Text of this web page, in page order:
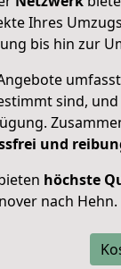
Ihres
bis hin zur
sind,
und
höchste
nach Hehn.